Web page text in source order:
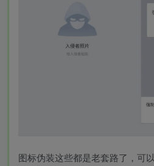
图标伪装这些都是老套路了，可